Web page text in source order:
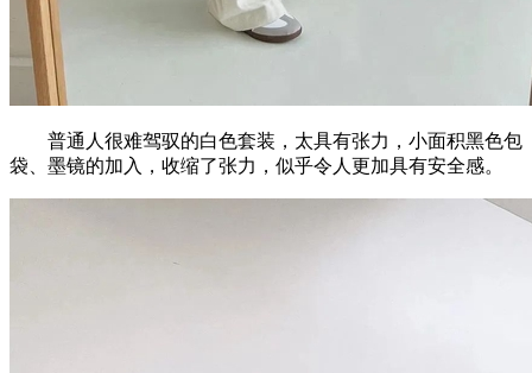
普通人很难驾驭的白色套装，太具有张力，小面积黑色包
袋、墨镜的加入，收缩了张力，似乎令人更加具有安全感。